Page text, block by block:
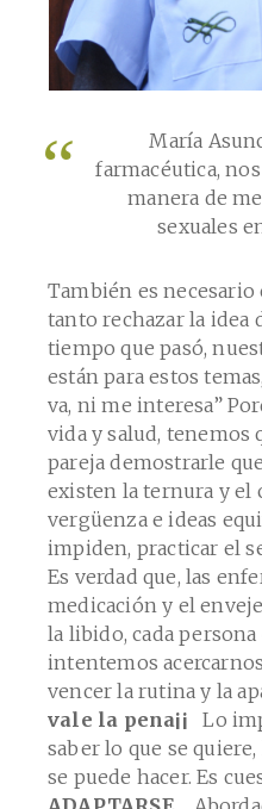
María
farmacéutica,
manera de
sexuales
También es
tanto rechazar la idea
tiempo que pasó,
están para estos
va, ni me interesa”
vida y salud, tenemos
pareja demostrarle
existen la ternura y el
vergüenza e ideas
impiden, practicar el
Es verdad que, las
medicación y el
la libido, cada persona
intentemos
vencer la rutina y la
vale la pena¡¡ Lo
saber lo que se
se puede hacer. Es